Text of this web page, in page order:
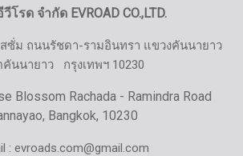
โรด จำกัด EVROAD CO.,LTD.
ซั่ม ถนนรัชดา-รามอินทรา แขวงคันนายาว
คันนายาว กรุงเทพฯ 10230
Blossom Rachada - Ramindra Road
Bangkok, 10230
: evroads.com@gmail.com